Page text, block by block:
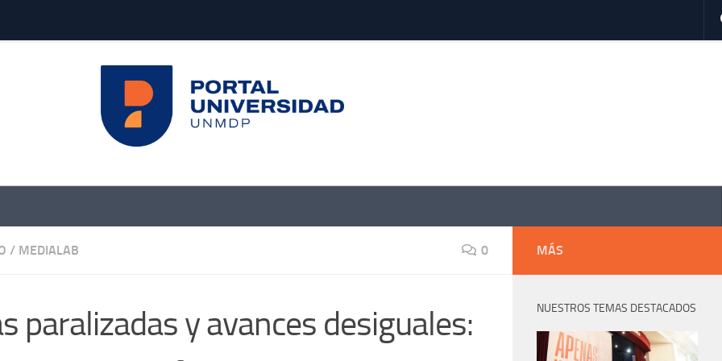
/ MEDIALAB 0
paralizadas y avances desiguales:
MÁS
NUESTROS TEMAS DESTACADOS